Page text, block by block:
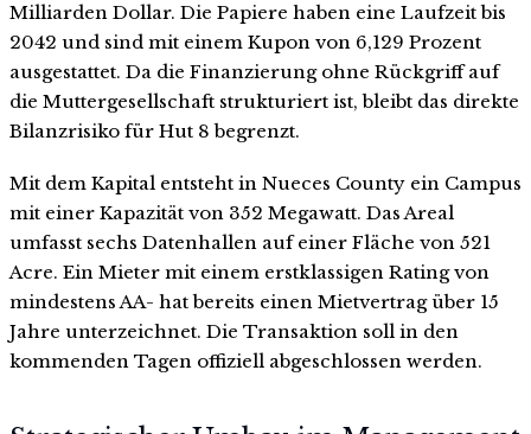
Milliarden Dollar. Die Papiere haben eine Laufzeit bis
2042 und sind mit einem Kupon von 6,129 Prozent
ausgestattet. Da die Finanzierung ohne Rückgriff auf
die Muttergesellschaft strukturiert ist, bleibt das direkte
Bilanzrisiko für Hut 8 begrenzt.
Mit dem Kapital entsteht in Nueces County ein Campus
mit einer Kapazität von 352 Megawatt. Das Areal
umfasst sechs Datenhallen auf einer Fläche von 521
Acre. Ein Mieter mit einem erstklassigen Rating von
mindestens AA- hat bereits einen Mietvertrag über 15
Jahre unterzeichnet. Die Transaktion soll in den
kommenden Tagen offiziell abgeschlossen werden.